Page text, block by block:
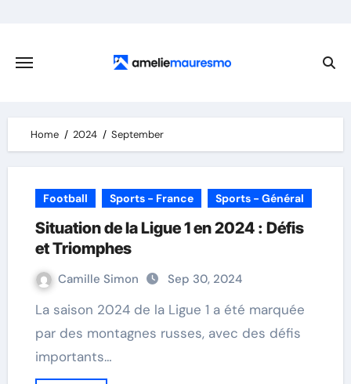
content
Home 2024 September
Football Sports - France Sports - Général
Situation de la Ligue 1 en 2024 : Défis
et Triomphes
Camille Simon Sep 30, 2024
La saison 2024 de la Ligue 1 a été marquée
par des montagnes russes, avec des défis
importants…